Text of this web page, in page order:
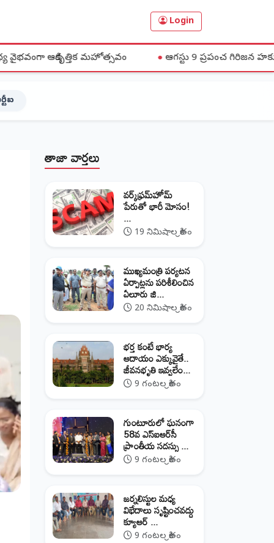
Login
మహోత్సవం ●ఆగస్టు 9 ప్రపంచ గిరిజన హక్కుల దినోత్సవాన్ని
తాజా వార్తలు
వర్క్‌ఫ్రమ్‌హోమ్‌
పేరుతో భారీ మోసం!
...
19 నిమిషాల క్రితం
ముఖ్యమంత్రి పర్యటన
ఏర్పాట్లను పరిశీలించిన
ఏలూరు జి...
20 నిమిషాల క్రితం
భర్త కంటే భార్య
ఆదాయం ఎక్కువైతే..
జీవనభృతి ఇవ్వలేం...
9 గంటల క్రితం
గుంటూరులో ఘనంగా
58వ ఎస్‌ఐఆర్‌సీ
ప్రాంతీయ సదస్సు ...
9 గంటల క్రితం
జర్నలిస్టుల మధ్య
విభేదాలు సృష్టించవద్దు
క్యూఆర్‌ ...
9 గంటల క్రితం